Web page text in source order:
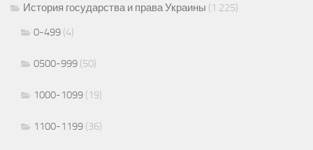
История государства и права Украины (1 225)
0-499 (4)
0500-999 (50)
1000-1099 (19)
1100-1199 (36)